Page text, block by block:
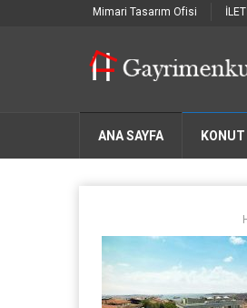
Mimari Tasarım Ofisi
ANA SAYFA